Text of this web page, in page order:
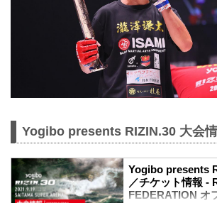
Yogibo presents RIZIN.30 大会
Yogibo presents
／チケット情報 -
FEDERATION オ